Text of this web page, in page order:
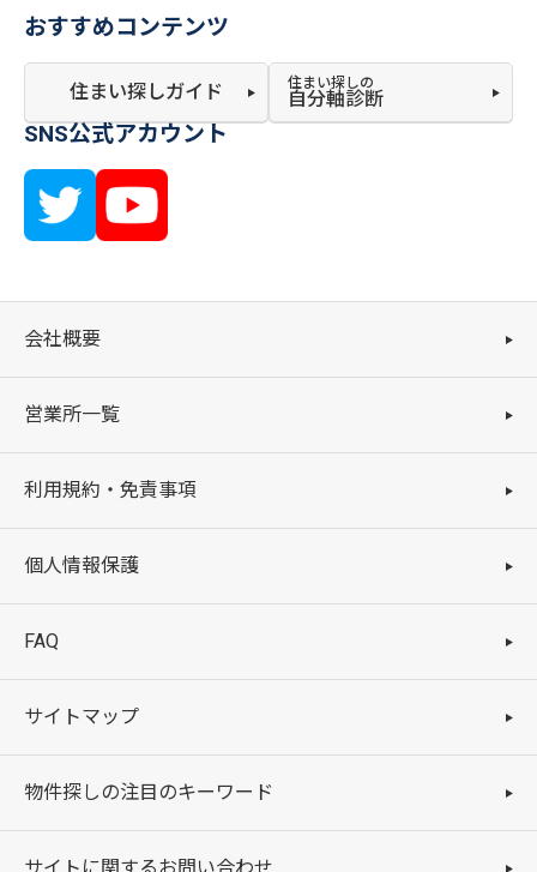
おすすめコンテンツ
住まい探しガイド 住まい探しの
自分軸診断
SNS公式アカウント
会社概要
営業所一覧
利用規約・免責事項
個人情報保護
FAQ
サイトマップ
物件探しの注目のキーワード